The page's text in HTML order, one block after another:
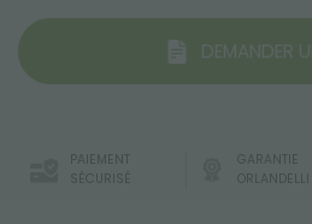
DEMANDER
PAIEMENT
SÉCURISÉ
GARANTIE
ORLANDELLI